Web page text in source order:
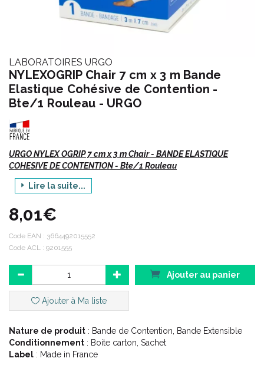
LABORATOIRES URGO
NYLEXOGRIP Chair 7 cm x 3 m Bande
Elastique Cohésive de Contention -
Bte/1 Rouleau - URGO
URGO NYLEX OGRIP 7 cm x 3 m Chair - BANDE ELASTIQUE
COHESIVE DE CONTENTION - Bte/1 Rouleau
Autres Formats disponibles :
Lire la suite...
8,01€
Code EAN : 3664492015552
Code ACL : 9201555
Ajouter au panier
Ajouter à Ma liste
Nature de produit : Bande de Contention, Bande Extensible
Conditionnement : Boite carton, Sachet
Label : Made in France